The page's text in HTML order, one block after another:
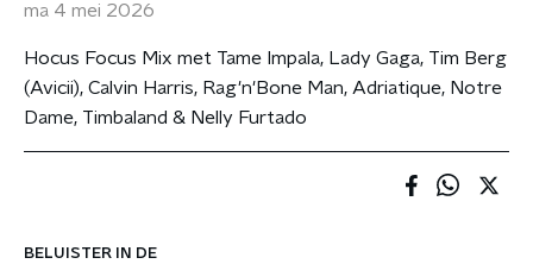
BELUISTER IN DE
ma 4 mei 2026
Hocus Focus Mix met Tame Impala, Lady Gaga, Tim Berg
(Avicii), Calvin Harris, Rag'n'Bone Man, Adriatique, Notre
Dame, Timbaland & Nelly Furtado